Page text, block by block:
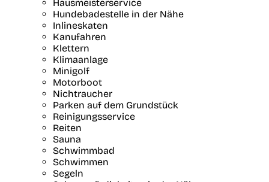
Hausmeisterservice
Hundebadestelle in der Nähe
Inlineskaten
Kanufahren
Klettern
Klimaanlage
Minigolf
Motorboot
Nichtraucher
Parken auf dem Grundstück
Reinigungsservice
Reiten
Sauna
Schwimmbad
Schwimmen
Segeln